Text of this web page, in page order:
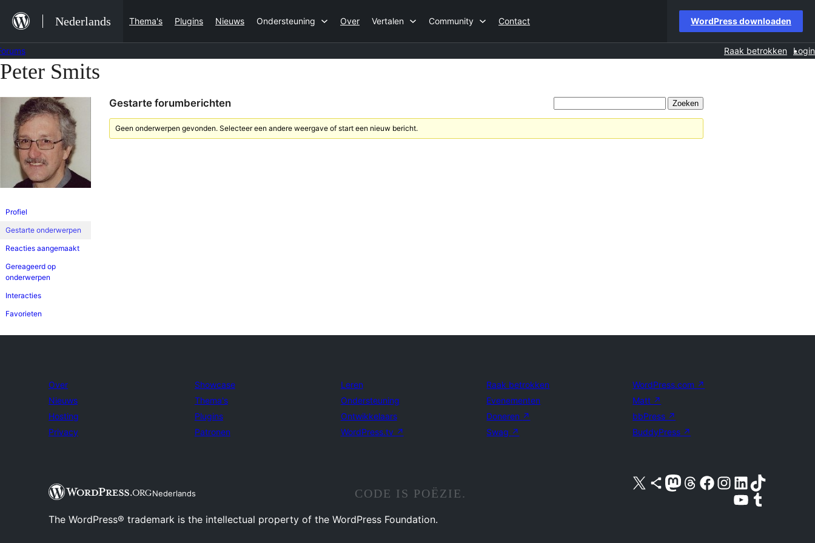
naar
de
inhoud
Nederlands Thema's Plugins Nieuws Ondersteuning Over Vertalen Community Contact WordPress downloaden
Raak betrokken Login
Ga
inhoud
Peter Smits
Profiel
Gestarte onderwerpen
Reacties aangemaakt
Gereageerd op
onderwerpen
Interacties
Favorieten
Gestarte forumberichten
Geen onderwerpen gevonden. Selecteer een andere weergave of start een nieuw bericht.
Over
Nieuws
Hosting
Privacy
Showcase
Thema's
Plugins
Patronen
Leren
Ondersteuning
Ontwikkelaars
WordPress.tv ↗
Raak betrokken
Evenementen
Doneren ↗
Swag ↗
WordPress.com ↗
Matt ↗
bbPress ↗
BuddyPress ↗
Nederlands
Bezoek ons X (voorheen Twitter) account
Bezoek ons Bluesky account
Bezoek ons Mastodon account
Bezoek ons Threads account
Onze Facebook pagina bezoeken
Bezoek ons Instagram account
Bezoek ons LinkedIn account
Bezoek ons TikTok account
Bezoek ons YouTube kanaalBezoek ons Tumblr account
CODE IS POËZIE.
The WordPress® trademark is the intellectual property of the WordPress Foundation.